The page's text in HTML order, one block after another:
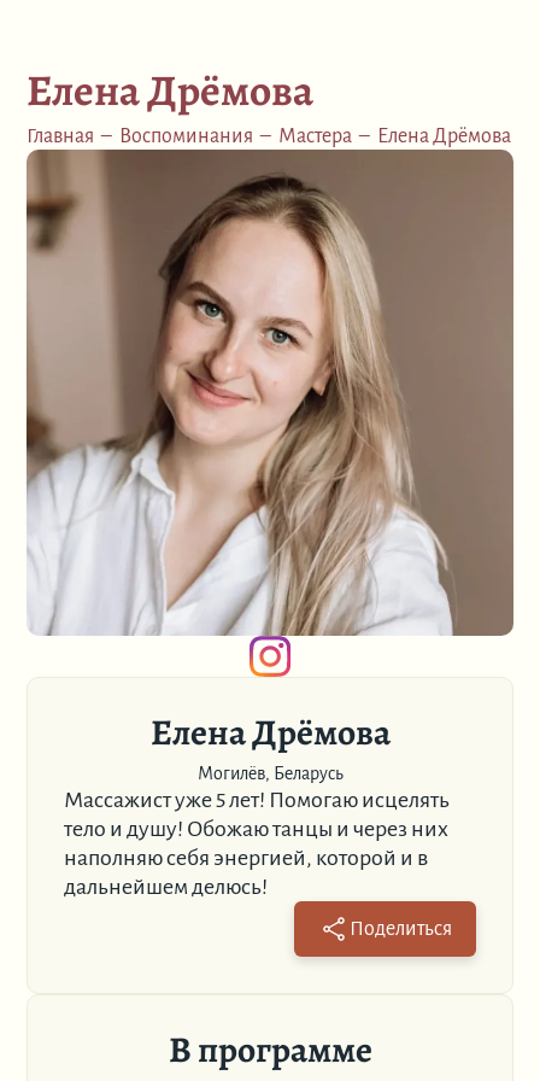
Елена Дрёмова
Главная – Воспоминания – Мастера – Елена Дрёмова
Елена Дрёмова
Могилёв, Беларусь
Массажист уже 5 лет! Помогаю исцелять
тело и душу! Обожаю танцы и через них
наполняю себя энергией, которой и в
дальнейшем делюсь!
Поделиться
В программе